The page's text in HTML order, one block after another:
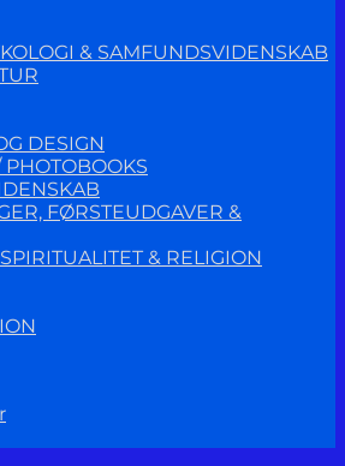
& SAMFUNDSVIDENSKAB
DESIGN
FØRSTEUDGAVER &
& RELIGION